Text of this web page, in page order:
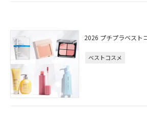
2026 プチプラベスト
ベストコスメ